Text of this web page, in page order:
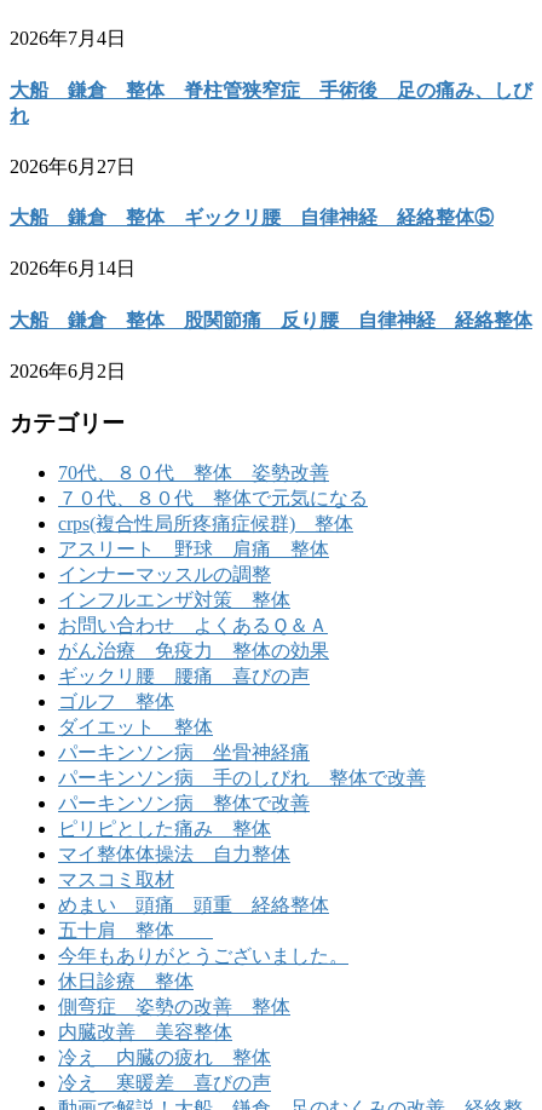
2026年7月4日
大船 鎌倉 整体 脊柱管狭窄症 手術後 足の痛み、しび
れ
2026年6月27日
大船 鎌倉 整体 ギックリ腰 自律神経 経絡整体⑤
2026年6月14日
大船 鎌倉 整体 股関節痛 反り腰 自律神経 経絡整体
2026年6月2日
カテゴリー
70代、８０代 整体 姿勢改善
７０代、８０代 整体で元気になる
crps(複合性局所疼痛症候群) 整体
アスリート 野球 肩痛 整体
インナーマッスルの調整
インフルエンザ対策 整体
お問い合わせ よくあるＱ＆Ａ
がん治療 免疫力 整体の効果
ギックリ腰 腰痛 喜びの声
ゴルフ 整体
ダイエット 整体
パーキンソン病 坐骨神経痛
パーキンソン病 手のしびれ 整体で改善
パーキンソン病 整体で改善
ピリピとした痛み 整体
マイ整体体操法 自力整体
マスコミ取材
めまい 頭痛 頭重 経絡整体
五十肩 整体
今年もありがとうございました。
休日診療 整体
側弯症 姿勢の改善 整体
内臓改善 美容整体
冷え 内臓の疲れ 整体
冷え 寒暖差 喜びの声